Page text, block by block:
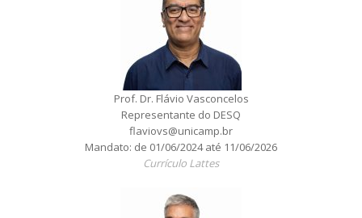
Prof. Dr. Flávio Vasconcelos
Representante do DESQ
flaviovs@unicamp.br
Mandato: de 01/06/2024 até 11/06/2026
Currículo Lattes